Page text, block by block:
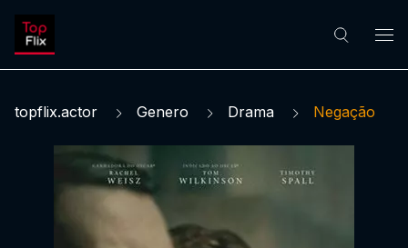
topflix.actor Genero Drama Negação